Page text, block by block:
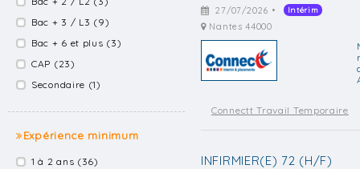
Bac + 3 / L3 (9)
Bac + 6 et plus (3)
CAP (23)
Secondaire (1)
Expérience minimum
1 à 2 ans (36)
27/07/2026 • Intérim
Nantes 44000
Connectt Travail Temporaire
INFIRMIER(E) 72 (H/F)